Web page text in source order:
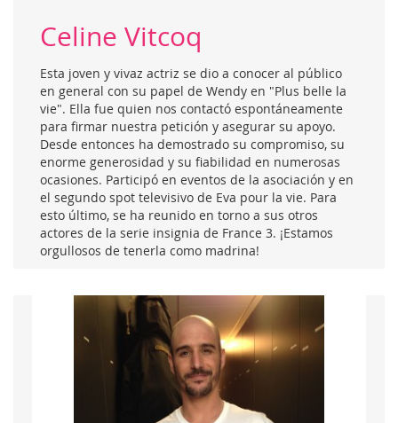
Celine Vitcoq
Esta joven y vivaz actriz se dio a conocer al público
en general con su papel de Wendy en "Plus belle la
vie". Ella fue quien nos contactó espontáneamente
para firmar nuestra petición y asegurar su apoyo.
Desde entonces ha demostrado su compromiso, su
enorme generosidad y su fiabilidad en numerosas
ocasiones. Participó en eventos de la asociación y en
el segundo spot televisivo de Eva pour la vie. Para
esto último, se ha reunido en torno a sus otros
actores de la serie insignia de France 3. ¡Estamos
orgullosos de tenerla como madrina!